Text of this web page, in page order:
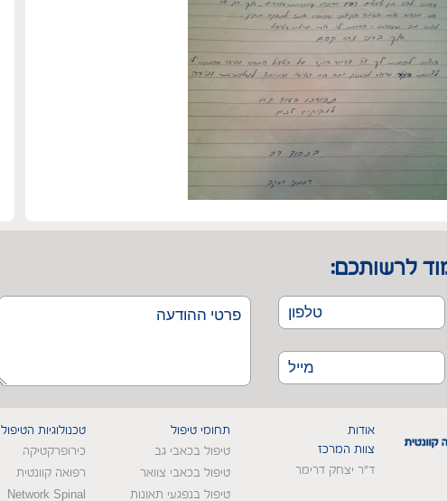
לרשותכם:
אודות
צוות המרכז
ד"ר יצחק דרימר
תחומי טיפול
טיפול בכאבי גב
טיפול בכאבי צוואר
טיפול בנפגעי תאונות
טכנולוגיות הטיפול
כירופרקטיקה
רפואה קוונטית
Network Spinal